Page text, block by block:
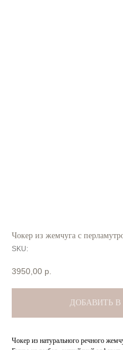
Чокер из жемчуга с
SKU:
3950,00 р.
ДОБАВИТЬ В
Чокер из натурального речного